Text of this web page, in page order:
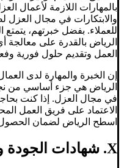
بالمهارات اللازمة لأعمال
والابتكارات في مجال العزل
للعملاء. بفضل خبرتهم،
الرياض بالقدرة على معالجة
العمل وتقديم حلول فورية
إن الخبرة والمهارة لدى
الرياض هي جزء أساسي من
في مجال العزل. إذا كنت
الاعتماد على فريق العمل
اسطح الرياض لضمان الحصول
X. شهادات الجودة والموثوقية